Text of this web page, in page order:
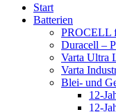
Start
Batterien
PROCELL
Duracell –
Varta Ultra
Varta
Blei- und
12-
12-